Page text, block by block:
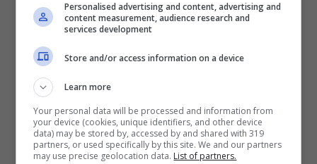
immaginarti ma avremmo dovuto attingere a
tutti i colori dell’arcobaleno per realizzare
spettacolo che sei. Ogni giorno,
infinitamente di più
tutto il grande e infinito amore che entrambi
provano per la loro piccola, e hanno
condiviso quel momento speciale con tutti i
Personalised advertising and content, advertising and
content measurement, audience research and
services development
Store and/or access information on a device
Learn more
Your personal data will be processed and information from
your device (cookies, unique identifiers, and other device
data) may be stored by, accessed by and shared with 319
partners, or used specifically by this site. We and our partners
may use precise geolocation data. List of partners.